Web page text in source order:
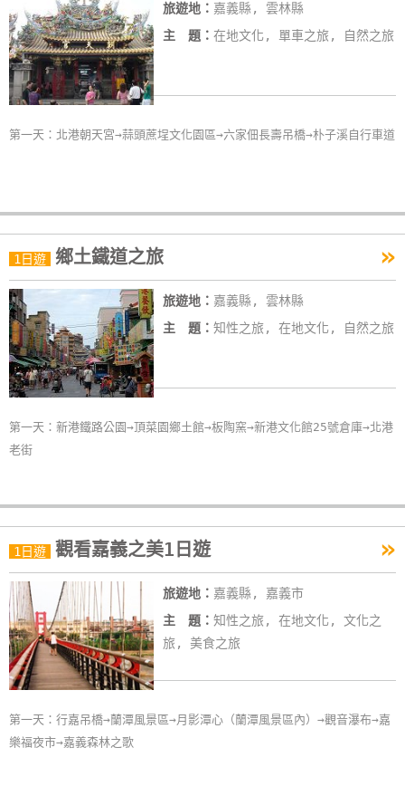
意
度
訂
管
帳
戶
客
服
聯
Line
線
上
服
紅
利
查
詢
旅遊地： 嘉義縣, 雲林縣
主 題： 在地文化, 單車之旅, 自然之旅
第一天：北港朝天宮→蒜頭蔗埕文化園區→六家佃長壽吊橋→朴子溪自行車道
1日遊 鄉土鐵道之旅 »
旅遊地： 嘉義縣, 雲林縣
主 題： 知性之旅, 在地文化, 自然之旅
第一天：新港鐵路公園→頂菜園鄉土館→板陶窯→新港文化館25號倉庫→北港
老街
1日遊 觀看嘉義之美1日遊 »
旅遊地： 嘉義縣, 嘉義市
主 題： 知性之旅, 在地文化, 文化之
旅, 美食之旅
第一天：行嘉吊橋→蘭潭風景區→月影潭心（蘭潭風景區內）→觀音瀑布→嘉
樂福夜市→嘉義森林之歌